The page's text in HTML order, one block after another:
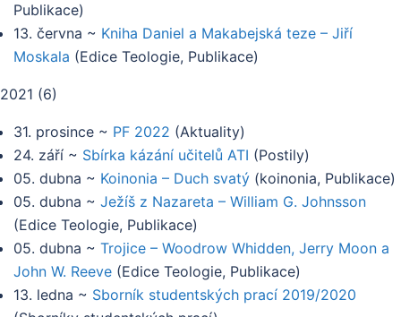
Publikace)
13. června ~ Kniha Daniel a Makabejská teze – Jiří
Moskala (Edice Teologie, Publikace)
2021 (6)
31. prosince ~ PF 2022 (Aktuality)
24. září ~ Sbírka kázání učitelů ATI (Postily)
05. dubna ~ Koinonia – Duch svatý (koinonia, Publikace)
05. dubna ~ Ježíš z Nazareta – William G. Johnsson
(Edice Teologie, Publikace)
05. dubna ~ Trojice – Woodrow Whidden, Jerry Moon a
John W. Reeve (Edice Teologie, Publikace)
13. ledna ~ Sborník studentských prací 2019/2020